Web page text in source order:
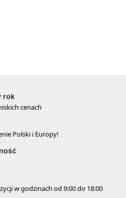
rok
cenach
Polski i Europy!
w godzinach od 9:00 do 18:00